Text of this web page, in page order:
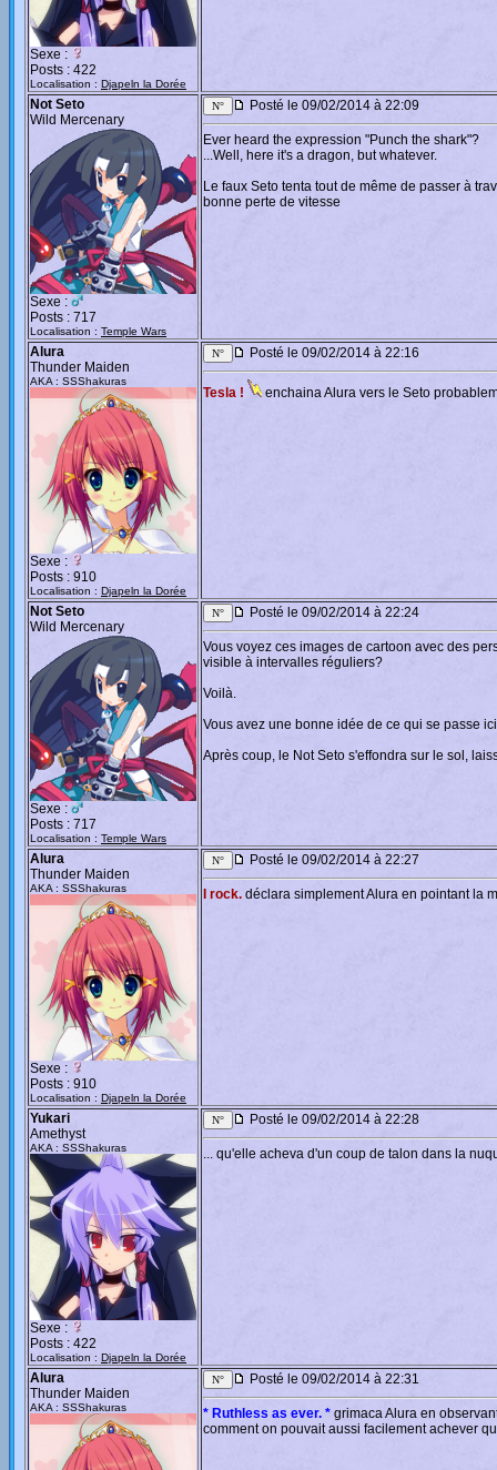
Sexe :
Posts : 422
Localisation : Djapeln la Dorée
Not Seto
Wild Mercenary
Sexe :
Posts : 717
Localisation : Temple Wars
Posté le 09/02/2014 à 22:09
Ever heard the expression "Punch the shark"?
...Well, here it's a dragon, but whatever.
Le faux Seto tenta tout de même de passer à
bonne perte de vitesse
Alura
Thunder Maiden
AKA : SSShakuras
Sexe :
Posts : 910
Localisation : Djapeln la Dorée
Posté le 09/02/2014 à 22:16
Tesla ! enchaina Alura vers le Seto
Not Seto
Wild Mercenary
Sexe :
Posts : 717
Localisation : Temple Wars
Posté le 09/02/2014 à 22:24
Vous voyez ces images de cartoon avec des
visible à intervalles réguliers?
Voilà.
Vous avez une bonne idée de ce qui se passe
Après coup, le Not Seto s'effondra sur le sol,
Alura
Thunder Maiden
AKA : SSShakuras
Sexe :
Posts : 910
Localisation : Djapeln la Dorée
Posté le 09/02/2014 à 22:27
I rock. déclara simplement Alura en pointant la
Yukari
Amethyst
AKA : SSShakuras
Sexe :
Posts : 422
Localisation : Djapeln la Dorée
Posté le 09/02/2014 à 22:28
... qu'elle acheva d'un coup de talon dans la
Alura
Thunder Maiden
AKA : SSShakuras
Posté le 09/02/2014 à 22:31
* Ruthless as ever. * grimaca Alura en
comment on pouvait aussi facilement achever